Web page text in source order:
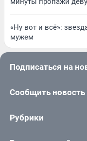
«Ну вот и всё»:
мужем
Подписаться на
Сообщить новость
Рубрики